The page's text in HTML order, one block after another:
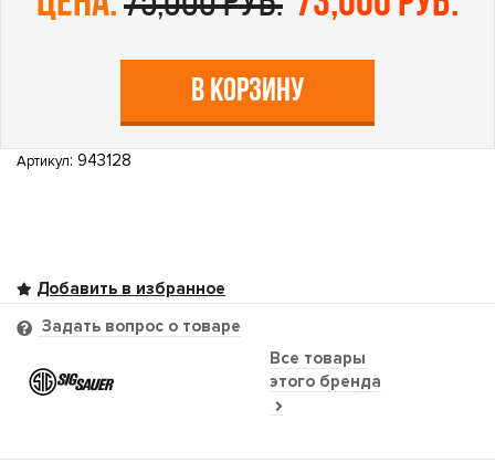
В КОРЗИНУ
Артикул: 943128
Все товары
этого бренда
Задать вопрос о товаре